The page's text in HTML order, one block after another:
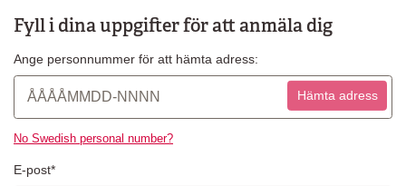
Fyll i dina uppgifter för att anmäla dig
Ange personnummer för att hämta adress:
Hämta adress
No Swedish personal number?
E-post*